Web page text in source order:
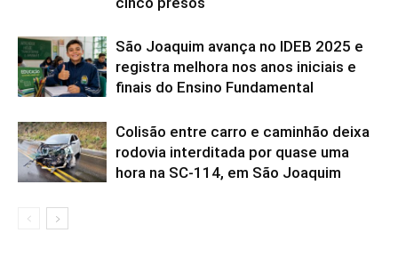
São Joaquim avança no IDEB 2025 e
registra melhora nos anos iniciais e
finais do Ensino Fundamental
Colisão entre carro e caminhão deixa
rodovia interditada por quase uma
hora na SC-114, em São Joaquim